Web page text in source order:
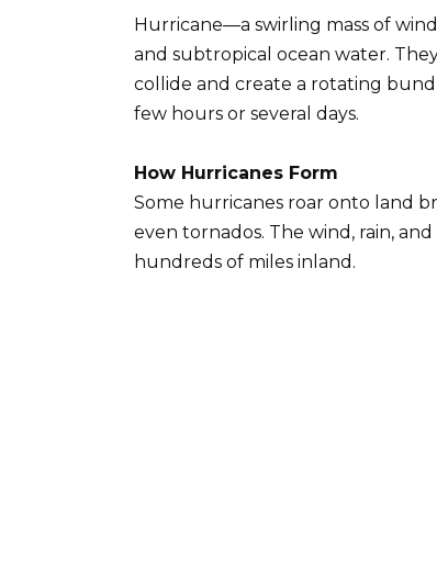
Hurricane—a swirling mass of
and subtropical ocean water.
collide and create a rotating
few hours or several days.
How Hurricanes Form
Some hurricanes roar onto land
even tornados. The wind, rain,
hundreds of miles inland.